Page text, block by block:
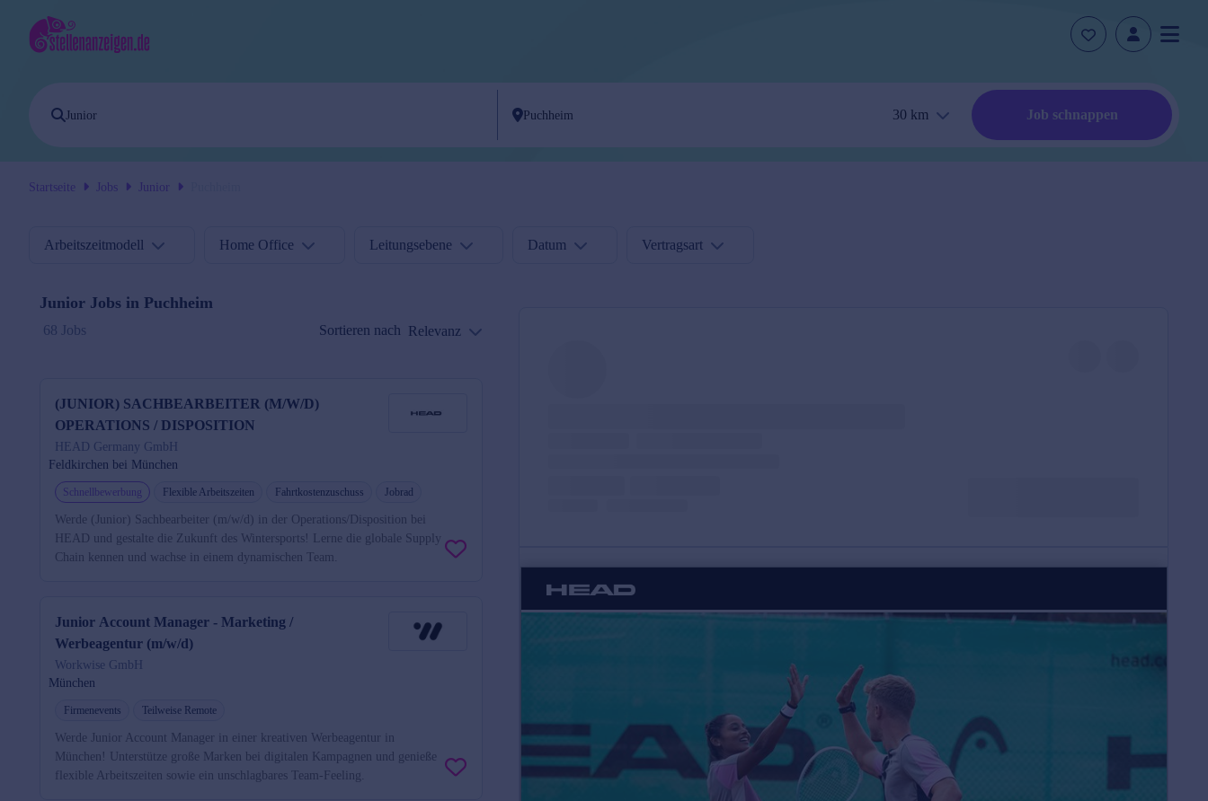
30 km Job schnappen
Startseite Jobs Junior
Arbeitszeitmodell Home Office Leitungsebene Datum Vertragsart
Junior Jobs in Puchheim
68 Jobs Sortieren nach Relevanz
(JUNIOR) SACHBEARBEITER (M/W/D)
OPERATIONS / DISPOSITION
HEAD Germany GmbH
Feldkirchen bei München
Schnellbewerbung Flexible Arbeitszeiten Fahrtkostenzuschuss Jobrad
Werde (Junior) Sachbearbeiter (m/w/d) in der Operations/Disposition bei
HEAD und gestalte die Zukunft des Wintersports! Lerne die globale Supply
Chain kennen und wachse in einem dynamischen Team.
Junior Account Manager - Marketing /
Werbeagentur (m/w/d)
Workwise GmbH
München
Firmenevents Teilweise Remote
Werde Junior Account Manager in einer kreativen Werbeagentur in
München! Unterstütze große Marken bei digitalen Kampagnen und genieße
flexible Arbeitszeiten sowie ein unschlagbares Team-Feeling.